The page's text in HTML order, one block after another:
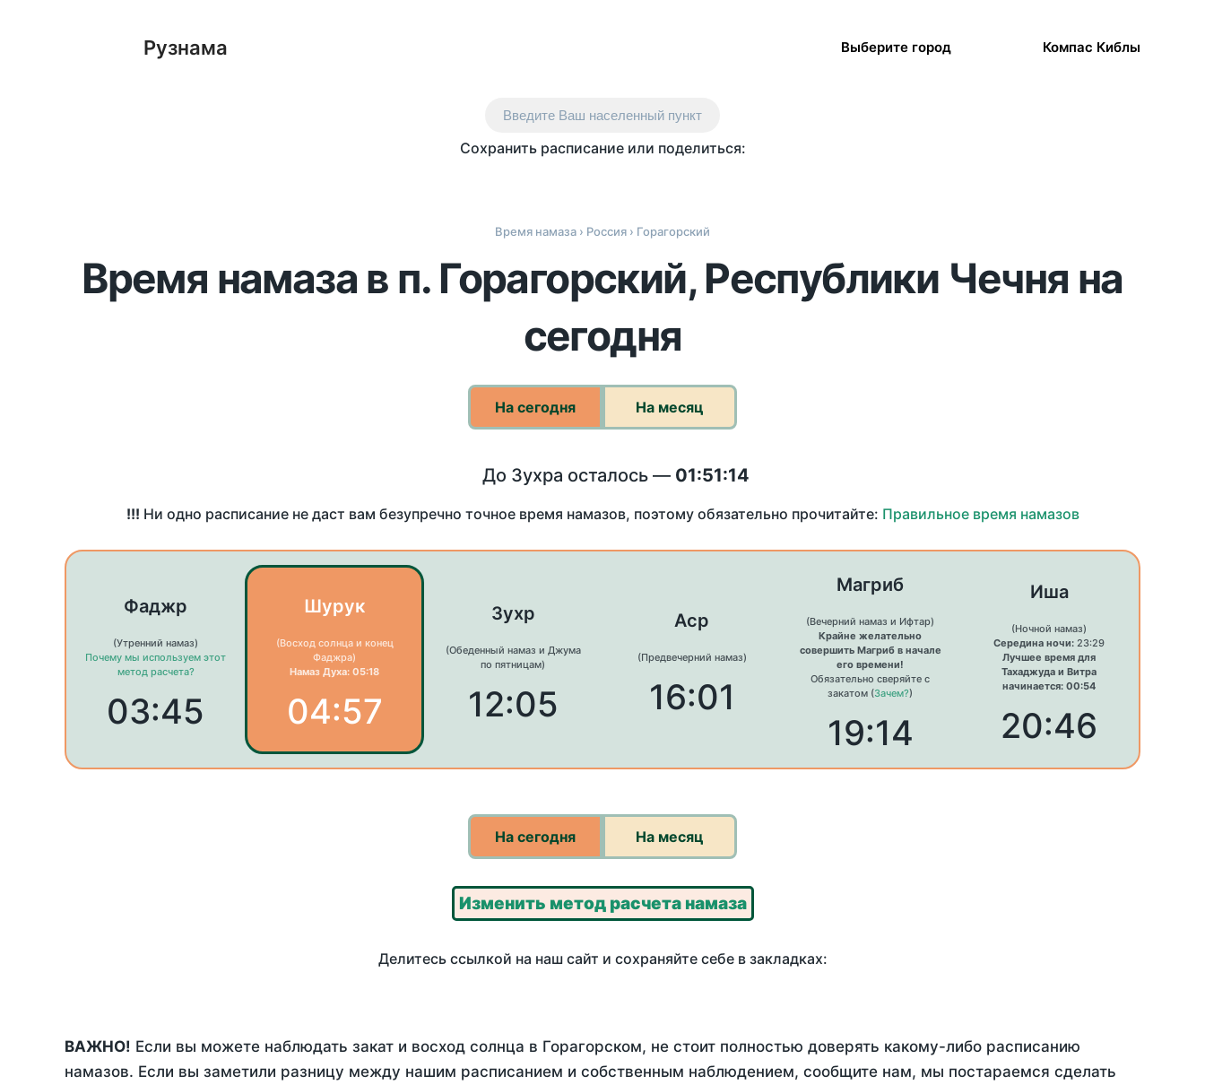
Рузнама Выберите город Компас Киблы
Введите Ваш населенный пункт
Сохранить расписание или поделиться:
Время намаза › Россия › Горагорский
Время намаза в п. Горагорский, Республики Чечня на
сегодня
На сегодня На месяц
До Зухра осталось — 01:51:14
!!! Ни одно расписание не даст вам безупречно точное время намазов, поэтому обязательно прочитайте: Правильное время намазов
Фаджр
(Утренний намаз)
Почему мы используем этот
метод расчета?
03:45
Шурук
(Восход солнца и конец
Фаджра)
Намаз Духа: 05:18
04:57
Зухр
(Обеденный намаз и Джума
по пятницам)
12:05
Аср
(Предвечерний намаз)
16:01
Магриб
(Вечерний намаз и Ифтар)
Крайне желательно
совершить Магриб в начале
его времени!
Обязательно сверяйте с
закатом (Зачем?)
19:14
Иша
(Ночной намаз)
Середина ночи: 23:29
Лучшее время для
Тахаджуда и Витра
начинается: 00:54
20:46
На сегодня На месяц
Изменить метод расчета намаза
Делитесь ссылкой на наш сайт и сохраняйте себе в закладках:
ВАЖНО! Если вы можете наблюдать закат и восход солнца в Горагорском, не стоит полностью доверять какому-либо расписанию
намазов. Если вы заметили разницу между нашим расписанием и собственным наблюдением, сообщите нам, мы постараемся сделать